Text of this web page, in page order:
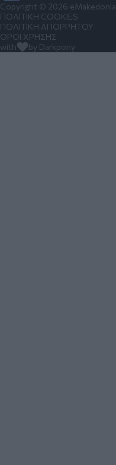
Copyright © 2026 eMakedonia
ΠΟΛΙΤΙΚΗ COOKIES
ΠΟΛΙΤΙΚΗ ΑΠΟΡΡΗΤΟΥ
ΟΡΟΙ ΧΡΗΣΗΣ
with
by Darkpony